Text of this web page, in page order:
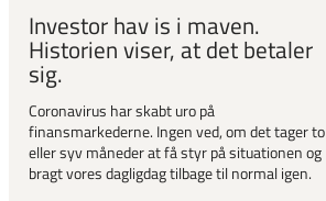
Investor hav is i maven.
Historien viser, at det betaler
sig.
Coronavirus har skabt uro på
finansmarkederne. Ingen ved, om det tager to
eller syv måneder at få styr på situationen og
bragt vores dagligdag tilbage til normal igen.